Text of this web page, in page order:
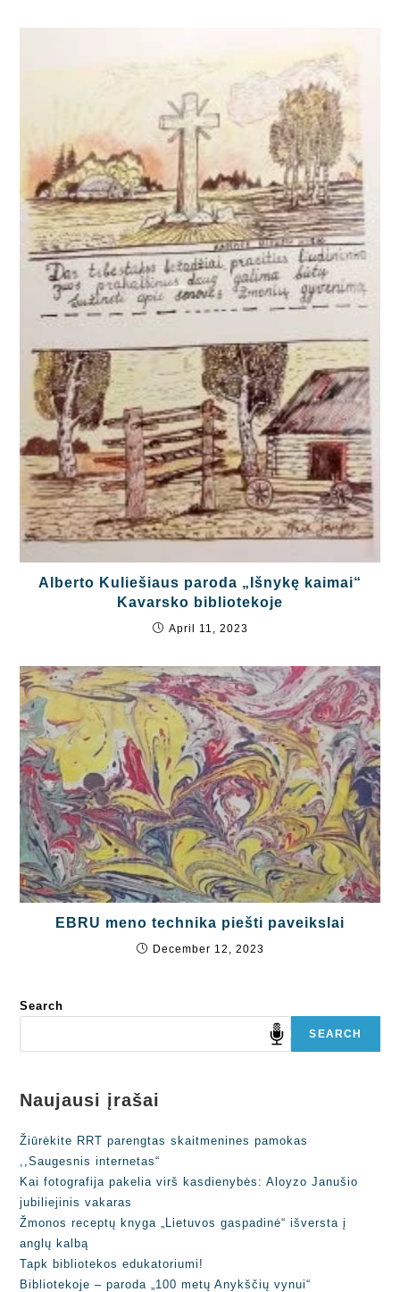
Alberto Kuliešiaus paroda „Išnykę kaimai“
Kavarsko bibliotekoje
April 11, 2023
EBRU meno technika piešti paveikslai
December 12, 2023
Search
SEARCH
Naujausi įrašai
Žiūrėkite RRT parengtas skaitmenines pamokas
,,Saugesnis internetas“
Kai fotografija pakelia virš kasdienybės: Aloyzo Janušio
jubiliejinis vakaras
Žmonos receptų knyga „Lietuvos gaspadinė“ išversta į
anglų kalbą
Tapk bibliotekos edukatoriumi!
Bibliotekoje – paroda „100 metų Anykščių vynui“